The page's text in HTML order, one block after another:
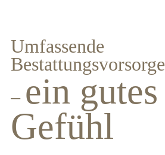
Umfassende
Bestattungsvorsorge
– ein gutes
Gefühl